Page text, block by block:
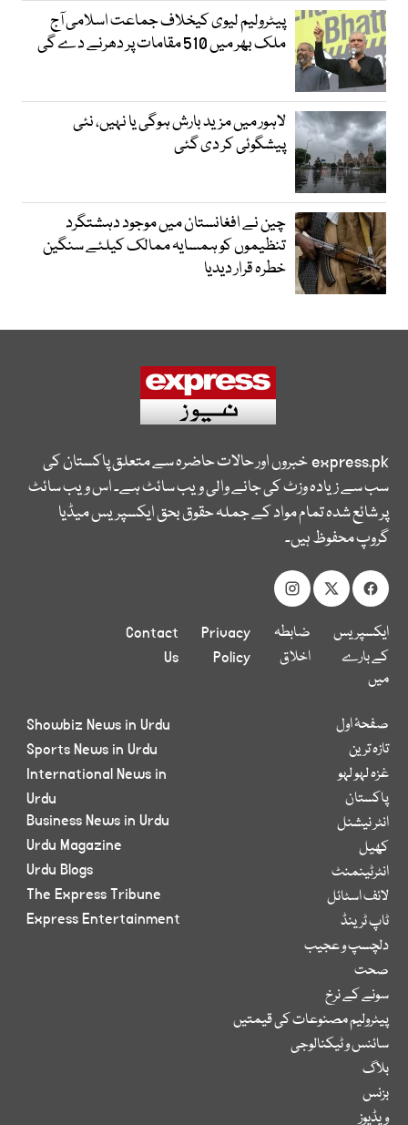
پیٹرولیم لیوی کیخلاف جماعت اسلامی آج
ملک بھر میں 510 مقامات پر دھرنے دے گی
لاہور میں مزید بارش ہوگی یا نہیں، نئی
پیشگوئی کر دی گئی
چین نے افغانستان میں موجود دہشتگرد
تنظیموں کو ہمسایہ ممالک کیلئے سنگین
خطرہ قرار دیدیا
express.pkخبروں اور حالات حاضرہ سے متعلق پاکستان کی
سب سے زیادہ وزٹ کی جانے والی ویب سائٹ ہے۔ اس ویب سائٹ
پر شائع شدہ تمام مواد کے جملہ حقوق بحق ایکسپریس میڈیا
گروپ محفوظ ہیں۔
ایکسپریس
کے بارے
میں
ضابطہ
اخلاق
Privacy
Policy
Contact
Us
صفحۂ اول
تازہ ترین
غزہ لہو لہو
پاکستان
انٹر نیشنل
کھیل
انٹرٹینمنٹ
لائف اسٹائل
ٹاپ ٹرینڈ
دلچسپ و عجیب
صحت
سونے کے نرخ
پیٹرولیم مصنوعات کی قیمتیں
سائنس و ٹیکنالوجی
بلاگ
بزنس
ویڈیوز
Showbiz News in Urdu
Sports News in Urdu
International News in
Urdu
Business News in Urdu
Urdu Magazine
Urdu Blogs
The Express Tribune
Express Entertainment